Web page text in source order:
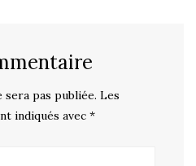
pas publiée. Les
indiqués avec *